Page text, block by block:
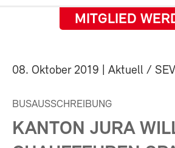
MITGLIED
08. Oktober 2019 | Aktuell /
BUSAUSSCHREIBUNG
KANTON JURA